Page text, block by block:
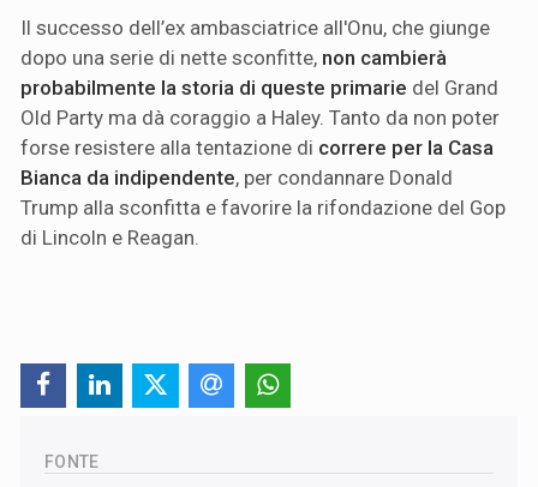
Il successo dell’ex ambasciatrice all'Onu, che giunge
dopo una serie di nette sconfitte, non cambierà
probabilmente la storia di queste primarie del Grand
Old Party ma dà coraggio a Haley. Tanto da non poter
forse resistere alla tentazione di correre per la Casa
Bianca da indipendente, per condannare Donald
Trump alla sconfitta e favorire la rifondazione del Gop
di Lincoln e Reagan.
FONTE